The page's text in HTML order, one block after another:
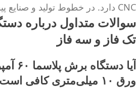
CNC دارد. در خطوط تولید و صنایع پیشرفته کاربرد دارد.
سوالات متداول درباره
تک فاز و سه فاز
آیا
ورق ۱۰ میلی‌متری کافی است؟